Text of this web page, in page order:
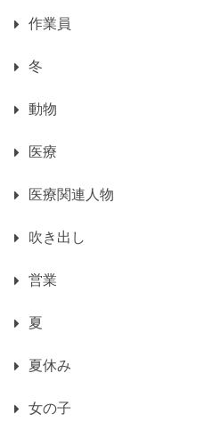
作業員
冬
動物
医療
医療関連人物
吹き出し
営業
夏
夏休み
女の子